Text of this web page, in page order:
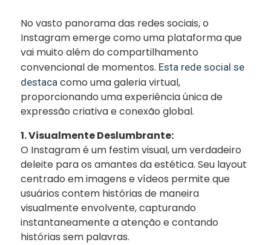
No vasto panorama das redes sociais, o
Instagram emerge como uma plataforma que
vai muito além do compartilhamento
convencional de momentos. Esta rede social se
destaca como uma galeria virtual,
proporcionando uma experiência única de
expressão criativa e conexão global.
1. Visualmente Deslumbrante:
O Instagram é um festim visual, um verdadeiro
deleite para os amantes da estética. Seu layout
centrado em imagens e vídeos permite que
usuários contem histórias de maneira
visualmente envolvente, capturando
instantaneamente a atenção e contando
histórias sem palavras.